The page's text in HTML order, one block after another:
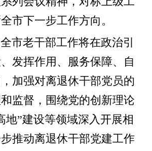
市下一步工作方向。
市老干部工作将在政治引
发挥作用、服务保障、自
加强对离退休干部党员的
监督，围绕党的创新理论
地”建设等领域深入开展相
推动离退休干部党建工作